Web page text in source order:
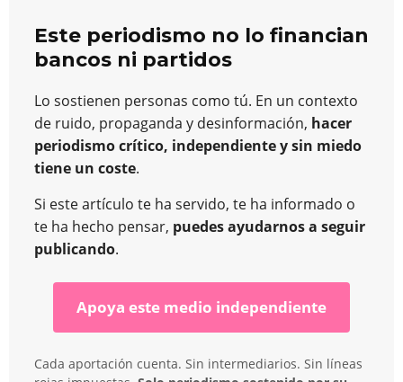
Este periodismo no lo financian
bancos ni partidos
Lo sostienen personas como tú. En un contexto
de ruido, propaganda y desinformación, hacer
periodismo crítico, independiente y sin miedo
tiene un coste.
Si este artículo te ha servido, te ha informado o
te ha hecho pensar, puedes ayudarnos a seguir
publicando.
Apoya este medio independiente
Cada aportación cuenta. Sin intermediarios. Sin líneas